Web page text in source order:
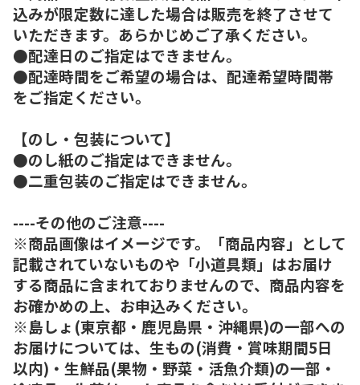
込みが限定数に達した場合は販売を終了させて
いただきます。あらかじめご了承ください。
●配達日のご指定はできません。
●配達時間をご希望の場合は、配達希望時間帯
をご指定ください。
【のし・包装について】
●のし紙のご指定はできません。
●二重包装のご指定はできません。
----その他のご注意----
※商品画像はイメージです。「商品内容」として
記載されていないものや「小道具類」はお届け
する商品に含まれておりませんので、商品内容を
お確かめの上、お申込みください。
※島しょ(東京都・鹿児島県・沖縄県)の一部への
お届けについては、生もの(消費・賞味期間5日
以内)・生鮮品(果物・野菜・活魚介類)の一部・